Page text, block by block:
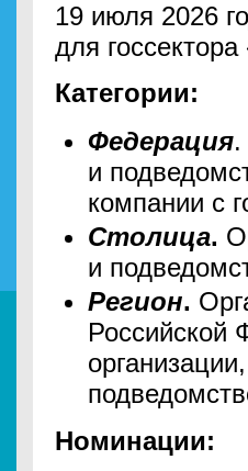
19 июля 2026
для
Категории:
Федерация
и
компании с
Столица.
и
Регион.
Российской
Номинации: